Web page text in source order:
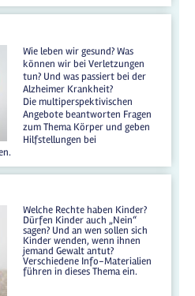
Wie leben wir gesund? Was
können wir bei Verletzungen
tun? Und was passiert bei der
Alzheimer Krankheit?
Die multiperspektivischen
Angebote beantworten Fragen
zum Thema Körper und geben
Hilfstellungen bei
Welche Rechte haben Kinder?
Dürfen Kinder auch „Nein“
sagen? Und an wen sollen sich
Kinder wenden, wenn ihnen
jemand Gewalt antut?
Verschiedene Info-Materialien
führen in dieses Thema ein.